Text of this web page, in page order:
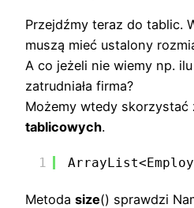
Przejdźmy teraz do tablic.
muszą mieć ustalony
A co jeżeli nie wiemy np.
zatrudniała firma?
Możemy wtedy skorzystać
tablicowych.
1
Metoda size() sprawdzi